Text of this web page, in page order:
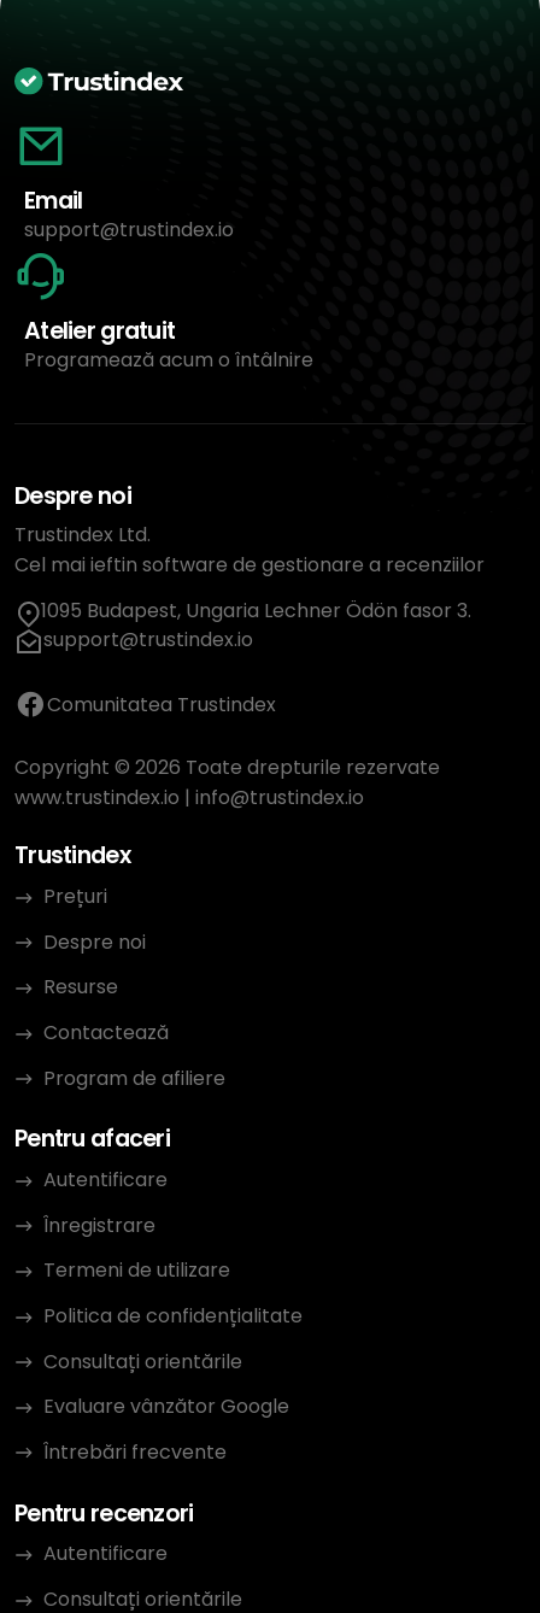
Email
support@trustindex.io
Atelier gratuit
Programează acum o întâlnire
Despre noi
Trustindex Ltd.
Cel mai ieftin software de gestionare a recenziilor
1095 Budapest, Ungaria Lechner Ödön fasor 3.
support@trustindex.io
Comunitatea Trustindex
Copyright © 2026 Toate drepturile rezervate
www.trustindex.io | info@trustindex.io
Trustindex
Prețuri
Despre noi
Resurse
Contactează
Program de afiliere
Pentru afaceri
Autentificare
Înregistrare
Termeni de utilizare
Politica de confidențialitate
Consultați orientările
Evaluare vânzător Google
Întrebări frecvente
Pentru recenzori
Autentificare
Consultați orientările